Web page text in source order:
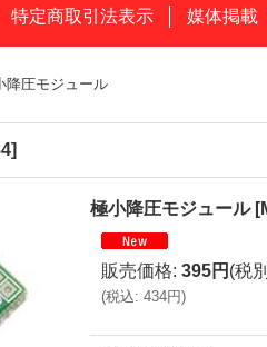
特定商取引法表示 媒体掲載
降圧モジュール
]
極小降圧モジュール [
販売価格: 395円 (税
(税込: 434円)